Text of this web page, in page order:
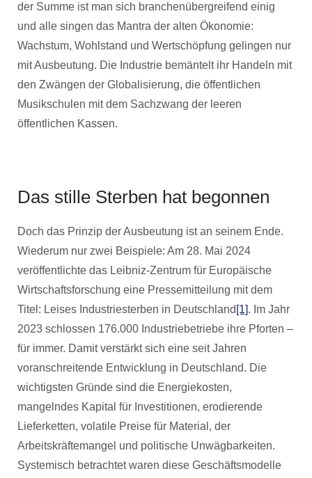
der Summe ist man sich branchenübergreifend einig
und alle singen das Mantra der alten Ökonomie:
Wachstum, Wohlstand und Wertschöpfung gelingen nur
mit Ausbeutung. Die Industrie bemäntelt ihr Handeln mit
den Zwängen der Globalisierung, die öffentlichen
Musikschulen mit dem Sachzwang der leeren
öffentlichen Kassen.
Das stille Sterben hat begonnen
Doch das Prinzip der Ausbeutung ist an seinem Ende.
Wiederum nur zwei Beispiele: Am 28. Mai 2024
veröffentlichte das Leibniz-Zentrum für Europäische
Wirtschaftsforschung eine Pressemitteilung mit dem
Titel: Leises Industriesterben in Deutschland [1]. Im Jahr
2023 schlossen 176.000 Industriebetriebe ihre Pforten –
für immer. Damit verstärkt sich eine seit Jahren
voranschreitende Entwicklung in Deutschland. Die
wichtigsten Gründe sind die Energiekosten,
mangelndes Kapital für Investitionen, erodierende
Lieferketten, volatile Preise für Material, der
Arbeitskräftemangel und politische Unwägbarkeiten.
Systemisch betrachtet waren diese Geschäftsmodelle